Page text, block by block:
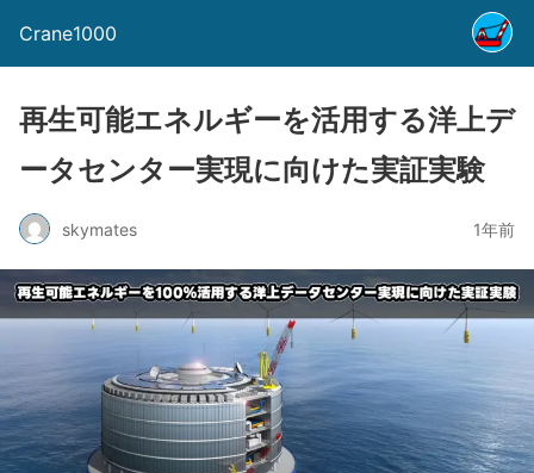
Crane1000
再生可能エネルギーを活用する洋上デ
ータセンター実現に向けた実証実験
skymates 1年前